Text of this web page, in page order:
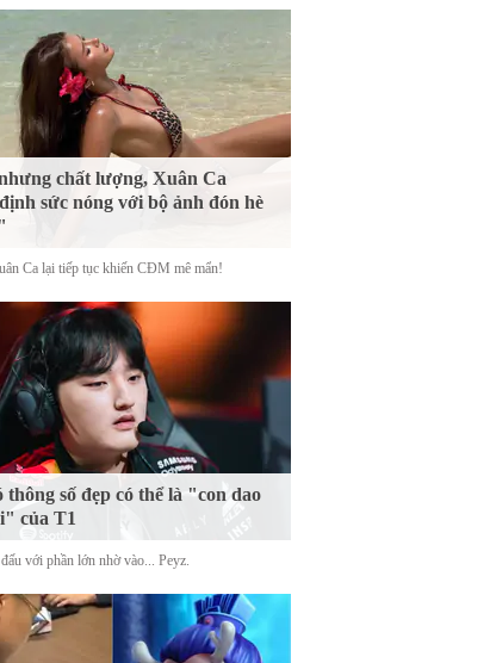
chất lượng, Xuân Ca
sức nóng với bộ ảnh đón hè
Ca lại tiếp tục khiến CĐM mê mẩn!
thông số đẹp có thể là "con dao
của T1
với phần lớn nhờ vào... Peyz.